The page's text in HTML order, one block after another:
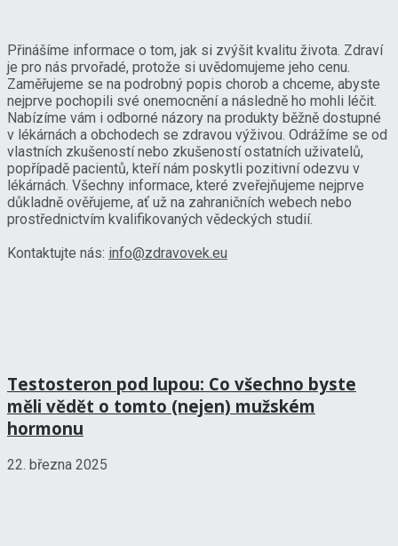
Přinášíme informace o tom, jak si zvýšit kvalitu života. Zdraví
je pro nás prvořadé, protože si uvědomujeme jeho cenu.
Zaměřujeme se na podrobný popis chorob a chceme, abyste
nejprve pochopili své onemocnění a následně ho mohli léčit.
Nabízíme vám i odborné názory na produkty běžně dostupné
v lékárnách a obchodech se zdravou výživou. Odrážíme se od
vlastních zkušeností nebo zkušeností ostatních uživatelů,
popřípadě pacientů, kteří nám poskytli pozitivní odezvu v
lékárnách. Všechny informace, které zveřejňujeme nejprve
důkladně ověřujeme, ať už na zahraničních webech nebo
prostřednictvím kvalifikovaných vědeckých studií.
Kontaktujte nás: info@zdravovek.eu
Testosteron pod lupou: Co všechno byste
měli vědět o tomto (nejen) mužském
hormonu
22. března 2025